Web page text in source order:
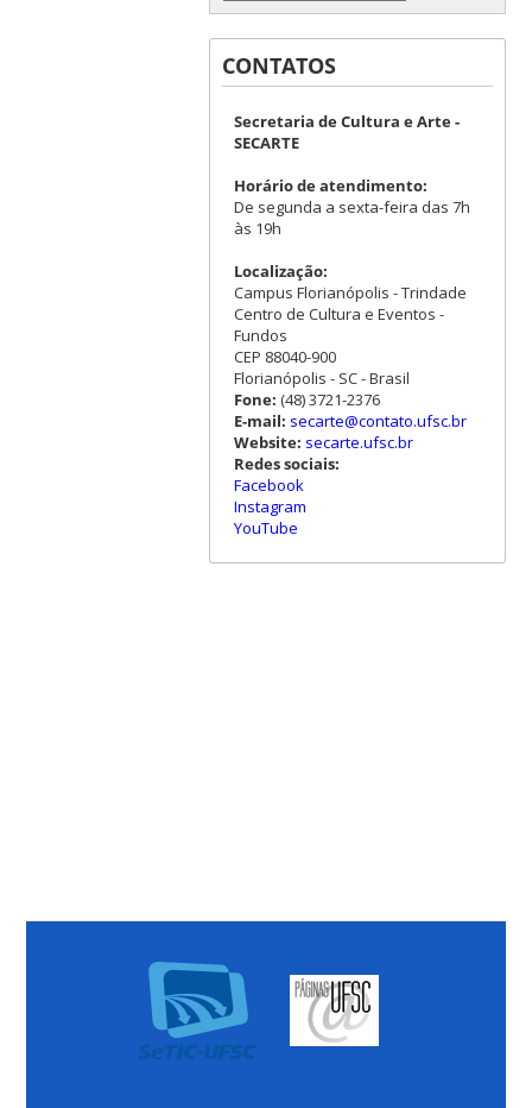
CONTATOS
Secretaria de Cultura e Arte -
SECARTE
Horário de atendimento:
De segunda a sexta-feira das 7h
às 19h
Localização:
Campus Florianópolis - Trindade
Centro de Cultura e Eventos -
Fundos
CEP 88040-900
Florianópolis - SC - Brasil
Fone: (48) 3721-2376
E-mail: secarte@contato.ufsc.br
Website: secarte.ufsc.br
Redes sociais:
Facebook
Instagram
YouTube